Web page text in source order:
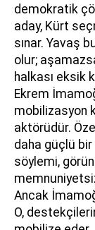
demokratik
aday, Kürt
sınar. Yavaş
olur;
halkası eksik
Ekrem
mobilizasyon
aktörüdür.
daha güçlü
söylemi,
Ancak
O,